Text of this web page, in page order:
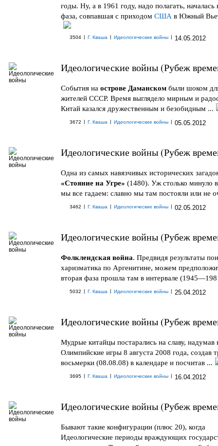
годы. Ну, а в 1961 году, надо полагать, началась
фаза, совпавшая с приходом США в Южный
3504 | Г. Кваша | Идеологические войны | 14.05.2012
Идеологические войны (Рубеж
События на острове Даманском были шоком
жителей СССР. Время выглядело мирным и
Китай казался дружественным и безобидным ...
3672 | Г. Кваша | Идеологические войны | 05.05.2012
Идеологические войны (Рубеж
Одна из самых навязчивых исторических
«Стояние на Угре» (1480). Уж столько минуло
мы все гадаем: славно мы там постояли или не
3462 | Г. Кваша | Идеологические войны | 02.05.2012
Идеологические войны (Рубеж
Фолклендская война. Предвидя результаты
харизматика по Аргенитине, можем
вторая фаза прошла там в интервале
5032 | Г. Кваша | Идеологические войны | 25.04.2012
Идеологические войны (Рубеж
Мудрые китайцы постарались на славу, надумав
Олимпийские игры 8 августа 2008 года, создав
восьмерки (08.08.08) в календаре и посчитав ...
3695 | Г. Кваша | Идеологические войны | 16.04.2012
Идеологические войны (Рубеж
Бывают такие конфигурации (плюс 20), когда
Идеологические периоды враждующих